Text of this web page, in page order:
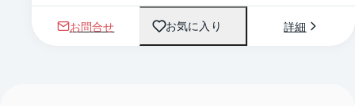
お問合せ お気に入り 詳細